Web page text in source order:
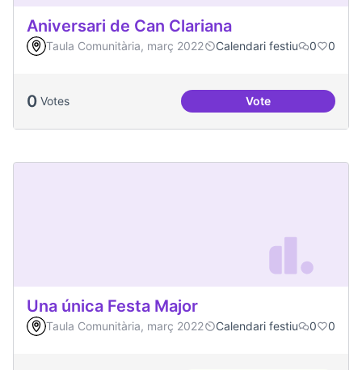
Aniversari de Can Clariana
Taula Comunitària, març 2022 Calendari festiu 0 0
0 Votes VoteAniversari de Can
Una única Festa Major
Taula Comunitària, març 2022 Calendari festiu 0 0